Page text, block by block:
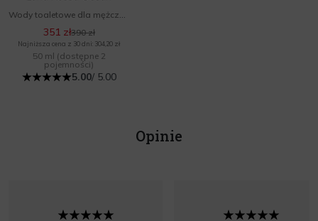
351 zł390 zł
Najniższa cena z 30 dni: 304,20 zł
50 ml (dostępne 2
pojemności)
5.00/ 5.00
Opinie